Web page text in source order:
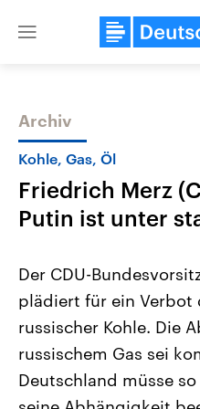
Close
Themen
Landtagswahl Sachsen-Anhalt
2026
Alle Informationen
Sachsen-Anhalt wählt am 6.
September 2026 einen neuen
Landtag. Seit 2021 wird das
Bundesland von einer
Archiv
Kohle, Gas, Öl
Friedrich Merz
Putin ist unter
Der CDU-
plädiert für ein Verbot
russischer Kohle. Die
russischem Gas sei
Deutschland müsse